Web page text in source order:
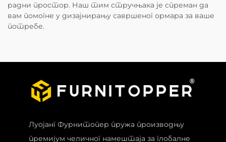
радни простор. Наш тим стручњака је спреман да
вам помогне у дизајнирању савршеног ормара за ваше
потребе.
Луојанг Фурнитопер пружа производњу
премијум челичног намештаја за глобалне